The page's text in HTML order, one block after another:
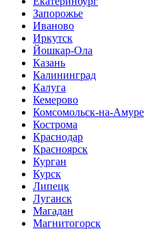
Запорожье
Иваново
Иркутск
Йошкар-Ола
Казань
Калининград
Калуга
Кемерово
Комсомольск-на-Амуре
Кострома
Краснодар
Красноярск
Курган
Курск
Липецк
Луганск
Магадан
Магнитогорск